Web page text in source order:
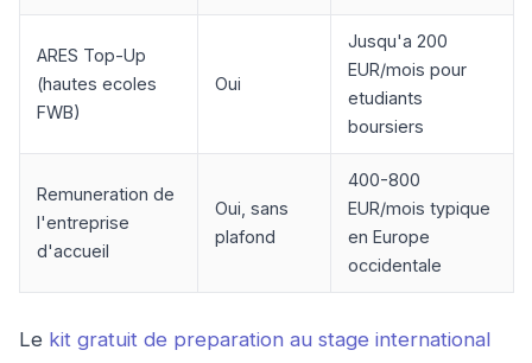
ARES Top-Up
(hautes ecoles
FWB)
Oui
Jusqu'a 200
EUR/mois pour
etudiants
boursiers
Remuneration de
l'entreprise
d'accueil
Oui, sans
plafond
400-800
EUR/mois typique
en Europe
occidentale
Le kit gratuit de preparation au stage international